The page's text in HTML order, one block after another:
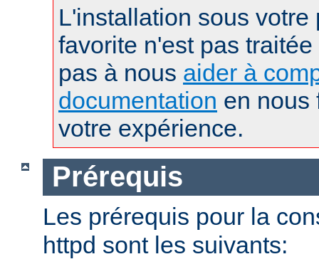
L'installation sous votre
favorite n'est pas
pas à nous aider à
documentation en nous
votre expérience.
Prérequis
Les prérequis pour la
httpd sont les suivants: